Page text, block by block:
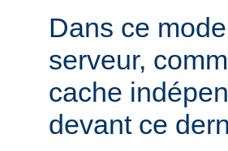
Dans ce
serveur,
cache
devant ce